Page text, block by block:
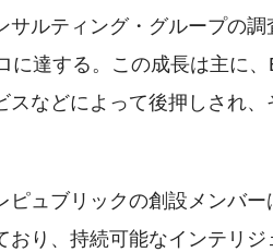
サルティング・グループの
に達する。この成長は主に
スなどによって後押しされ
ピュブリックの創設メンバ
おり、持続可能なインテリ